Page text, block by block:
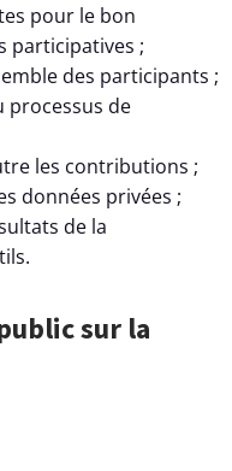
pour le bon
participatives ;
des participants ;
processus de
les contributions ;
données privées ;
de la